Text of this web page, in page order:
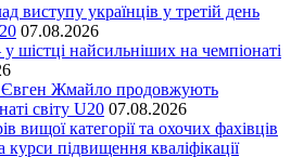
виступу українців у третій день
07.08.2026
шістці найсильніших на чемпіонаті
Євген Жмайло продовжують
світу U20 07.08.2026
вищої категорії та охочих фахівців
курси підвищення кваліфікації